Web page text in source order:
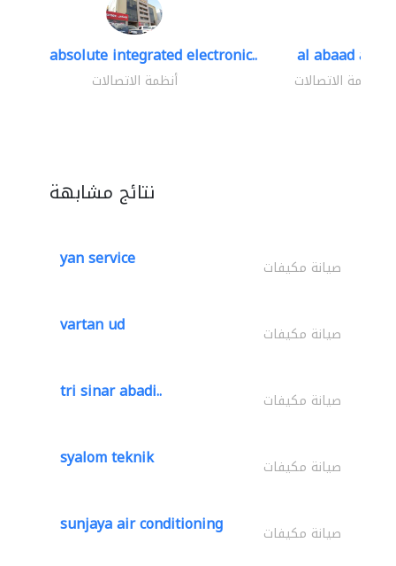
absolute integrated electronic..
أنظمة الاتصالات
al abaad al..
أنظمة الاتصالات
نتائج مشابهة
yan service صيانة مكيفات
vartan ud صيانة مكيفات
tri sinar abadi.. صيانة مكيفات
syalom teknik صيانة مكيفات
sunjaya air conditioning صيانة مكيفات